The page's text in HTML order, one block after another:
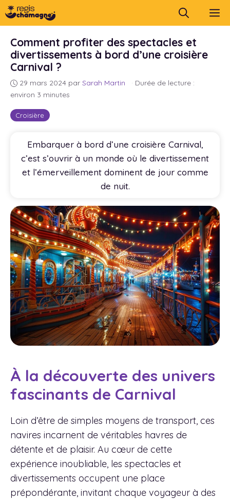
Aller
au
Croisière
Comment profiter des spectacles et
divertissements à bord d’une croisière
Carnival ?
29 mars 2024 par Sarah Martin · Durée de lecture :
environ 3 minutes
Embarquer à bord d’une croisière Carnival,
c’est s’ouvrir à un monde où le divertissement
et l’émerveillement dominent de jour comme
de nuit.
À la découverte des univers
fascinants de Carnival
Loin d’être de simples moyens de transport, ces
navires incarnent de véritables havres de
détente et de plaisir. Au cœur de cette
expérience inoubliable, les spectacles et
divertissements occupent une place
prépondérante, invitant chaque voyageur à des